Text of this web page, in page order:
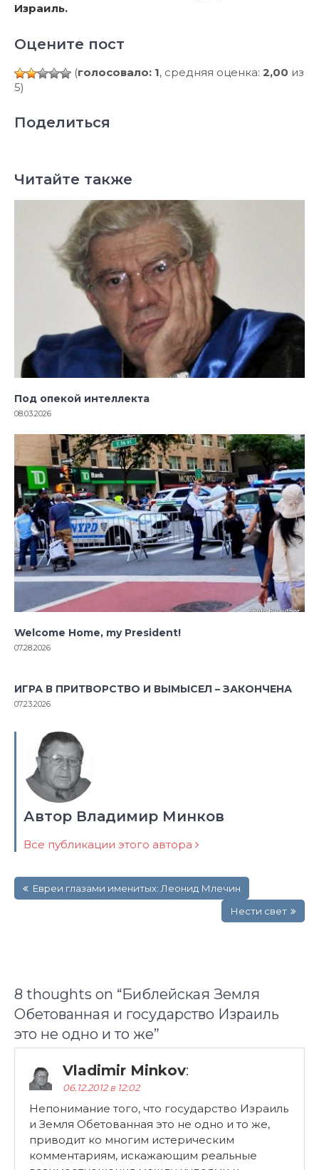
Израиль.
Оцените пост
(голосовало: 1, средняя оценка: 2,00 из
5)
Поделиться
Читайте также
Под опекой интеллекта
08.03.2026
Welcome Home, my President!
07.28.2026
ИГРА В ПРИТВОРСТВО И ВЫМЫСЕЛ – ЗАКОНЧЕНА
07.23.2026
Автор Владимир Минков
Все публикации этого автора
по Евреи глазами именитых: Леонид Млечин
Нести свет
8 thoughts on “Библейская Земля
Обетованная и государство Израиль
это не одно и то же”
Vladimir Minkov:
06.12.2012 в 12:02
Непонимание того, что государство Израиль
и Земля Обетованная это не одно и то же,
приводит ко многим истерическим
комментариям, искажающим реальные